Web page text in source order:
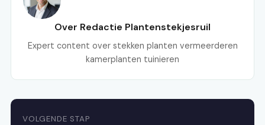
Over Redactie Plantenstekjesruil
Expert content over stekken planten vermeerderen
kamerplanten tuinieren
VOLGENDE STAP